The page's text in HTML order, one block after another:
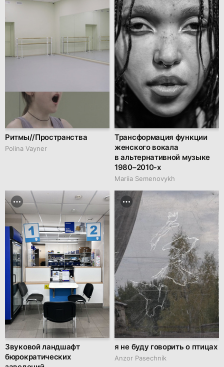
Ритмы//Пространства
Polina Vayner
Трансформация функции
женского вокала
в альтернативной музыке
1980–2010-х
Mariia Semenovykh
Звуковой ландшафт
бюрократических
я не буду говорить о птицах
Anzor Pasechnik